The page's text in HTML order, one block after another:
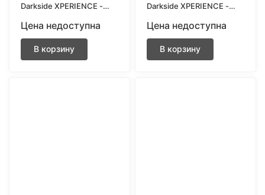
Darkside XPERIENCE -
лайм, клубника) 25
грамм
Цена недоступна
В корзину
Darkside XPERIENCE -
пралине) 30 грамм
Цена недоступна
В корзину